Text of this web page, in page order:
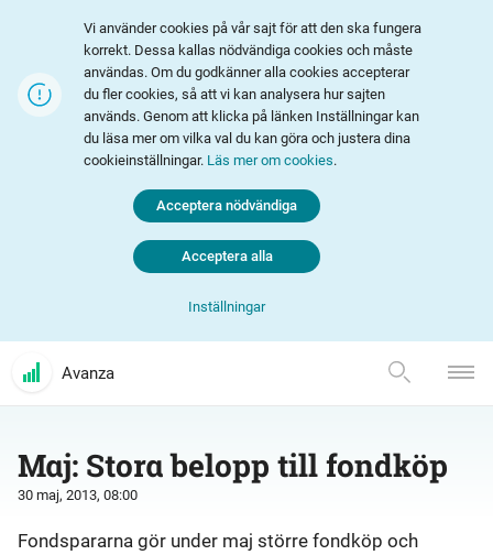
Vi använder cookies på vår sajt för att den ska fungera
korrekt. Dessa kallas nödvändiga cookies och måste
användas. Om du godkänner alla cookies accepterar
du fler cookies, så att vi kan analysera hur sajten
används. Genom att klicka på länken Inställningar kan
du läsa mer om vilka val du kan göra och justera dina
cookieinställningar. Läs mer om cookies.
Inställningar
Acceptera nödvändiga
Acceptera alla
Avanza
Maj: Stora belopp till fondköp
30 maj, 2013, 08:00
Fondspararna gör under maj större fondköp och